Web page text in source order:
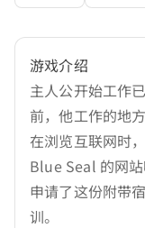
游戏介绍
主人公开始工作
前，他工作的地
在浏览互联网时
Blue Seal 的网
申请了这份附带
训。